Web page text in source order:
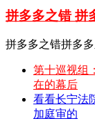
拼多多之错 拼
拼多多之错拼多
第十巡视组
在的幕后
看看长宁法
加庭审的